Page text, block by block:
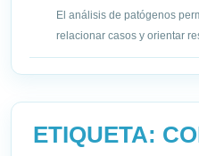
El análisis de patógenos
relacionar casos y orientar
ETIQUETA: